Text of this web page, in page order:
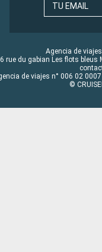
TU EMAIL
Agencia de
rue du gabian Les flots bleus
de viajes n° 006 02
©